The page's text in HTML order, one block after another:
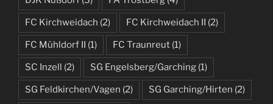
FC Kirchweidach (2) FC Kirchweidach II (2)
FC Mühldorf II (1) FC Traunreut (1)
SC Inzell (2) SG Engelsberg/Garching (1)
SG Feldkirchen/Vagen (2) SG Garching/Hirten (2)